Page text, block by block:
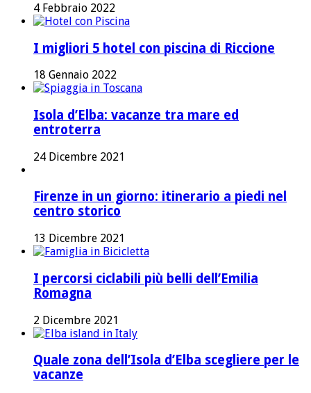
4 Febbraio 2022
I migliori 5 hotel con piscina di Riccione
18 Gennaio 2022
Isola d’Elba: vacanze tra mare ed
entroterra
24 Dicembre 2021
Firenze in un giorno: itinerario a piedi nel
centro storico
13 Dicembre 2021
I percorsi ciclabili più belli dell’Emilia
Romagna
2 Dicembre 2021
Quale zona dell’Isola d’Elba scegliere per le
vacanze